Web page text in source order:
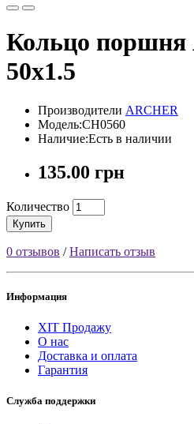
Кольцо поршня
50x1.5
Производители ARCHER
Модель:CH0560
Наличие:Есть в наличии
135.00 грн
Количество
Купить
0 отзывов /Написать отзыв
Информация
ХІТ Продажу
О нас
Доставка и оплата
Гарантия
Служба поддержки